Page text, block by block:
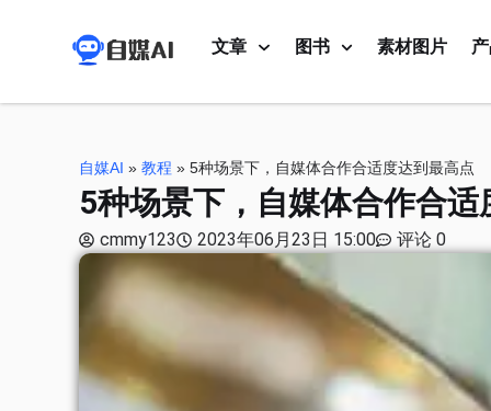
文章 图书 素材图片
自媒AI » 教程 » 5种场景下，自媒体合作合适度达到最高点
5种场景下，自媒体合作合适
cmmy123 2023年06月23日 15:00 评论 0